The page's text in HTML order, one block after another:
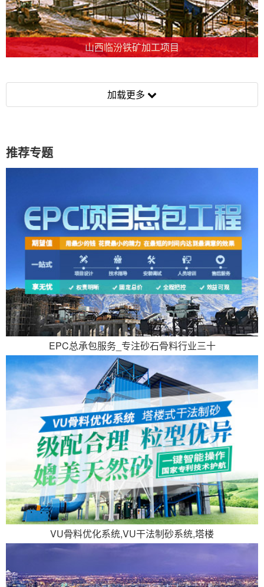
山西临汾铁矿加工项目
加载更多
推荐专题
EPC总承包服务_专注砂石骨料行业三十
VU骨料优化系统,VU干法制砂系统,塔楼